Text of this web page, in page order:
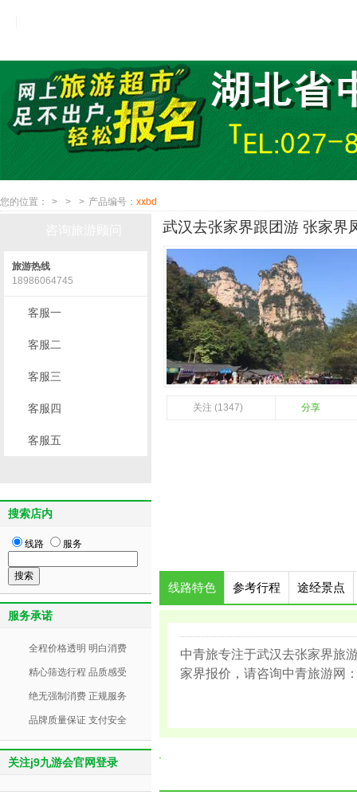
您的位置： > > > 产品编号： xxbd
武汉去张家界跟团游 张家界
关注 (1347) 分享
线路特色 参考行程 途经景点
中青旅专注于武汉去张家界旅
家界报价，请咨询中青旅游网
旅游热线
18986064745
客服一
客服二
客服三
客服四
客服五
搜索店内
线路 服务
服务承诺
全程价格透明 明白消费
精心筛选行程 品质感受
绝无强制消费 正规服务
品牌质量保证 支付安全
关注j9九游会官网登录